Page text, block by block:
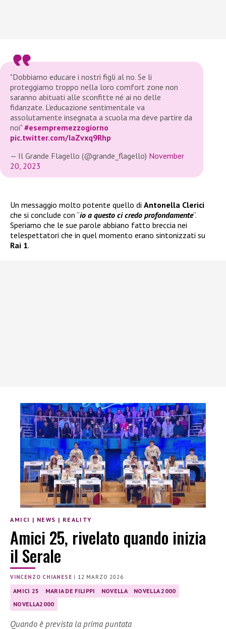
"Dobbiamo educare i nostri figli al no. Se li
proteggiamo troppo nella loro comfort zone non
saranno abituati alle sconfitte né ai no delle
fidanzate. L'educazione sentimentale va
assolutamente insegnata a scuola ma deve partire da
noi"#esempremezzogiorno
pic.twitter.com/IaZvxq9Rhp
— Il Grande Flagello (@grande_flagello) November
20, 2023
Un messaggio molto potente quello di Antonella Clerici
che si conclude con “io a questo ci credo profondamente“.
Speriamo che le sue parole abbiano fatto breccia nei
telespettatori che in quel momento erano sintonizzati su
Rai 1.
AMICI | NEWS | REALITY
Amici 25, rivelato quando inizia
il Serale
VINCENZO CHIANESE | 12 MARZO 2026
AMICI 25 MARIA DE FILIPPI NOVELLA
NOVELLA 2000
NOVELLA2000
Quando è prevista la prima puntata